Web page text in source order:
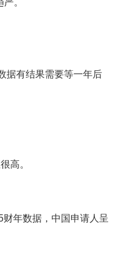
。
据有结果需要等一年后
很高。
年数据，中国申请人呈